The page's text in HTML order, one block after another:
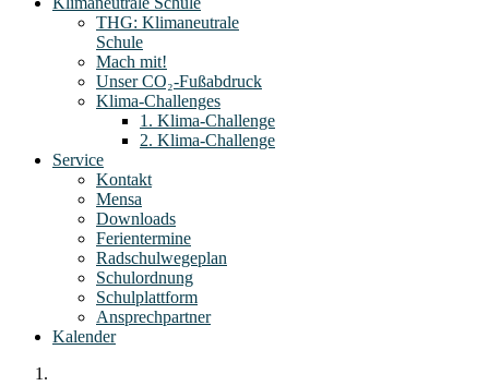
THG: Klimaneutrale
Schule
Mach mit!
Unser CO₂-Fußabdruck
Klima-Challenges
1. Klima-Challenge
2. Klima-Challenge
Service
Kontakt
Mensa
Downloads
Ferientermine
Radschulwegeplan
Schulordnung
Schulplattform
Ansprechpartner
Kalender